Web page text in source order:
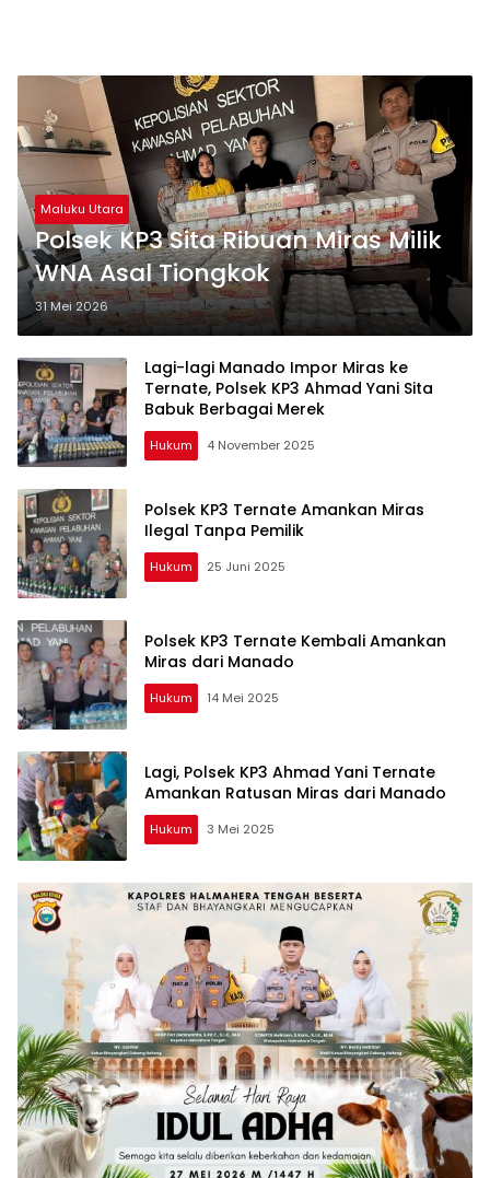
Maluku Utara
Polsek KP3 Sita Ribuan Miras Milik
WNA Asal Tiongkok
31 Mei 2026
Lagi-lagi Manado Impor Miras ke
Ternate, Polsek KP3 Ahmad Yani Sita
Babuk Berbagai Merek
Hukum 4 November 2025
Polsek KP3 Ternate Amankan Miras
Ilegal Tanpa Pemilik
Hukum 25 Juni 2025
Polsek KP3 Ternate Kembali Amankan
Miras dari Manado
Hukum 14 Mei 2025
Lagi, Polsek KP3 Ahmad Yani Ternate
Amankan Ratusan Miras dari Manado
Hukum 3 Mei 2025